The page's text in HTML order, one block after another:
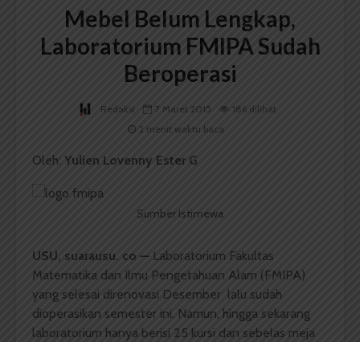
Mebel Belum Lengkap,
Laboratorium FMIPA Sudah
Beroperasi
Redaksi 7 Maret 2015
186 dilihat
2 menit waktu baca
Oleh: Yulien Lovenny Ester G
Sumber Istimewa
USU, suarausu. co — Laboratorium Fakultas
Matematika dan Ilmu Pengetahuan Alam (FMIPA)
yang selesai direnovasi Desember lalu sudah
dioperasikan semester ini. Namun, hingga sekarang
laboratorium hanya berisi 25 kursi dan sebelas meja